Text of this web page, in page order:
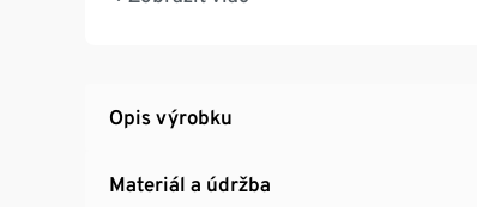
Konce rukávov s manžetou s gombíkom
Opis výrobku
Materiál a údržba